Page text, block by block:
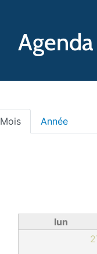
Onglets
Mois (onglet actif)
Année
lun